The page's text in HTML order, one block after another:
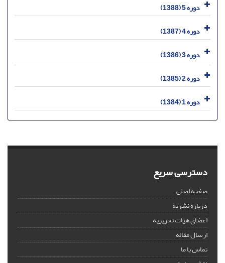
دوره 5 (1388)
دوره 4 (1387)
دوره 3 (1386)
دوره 2 (1385)
دوره 1 (1384)
دسترسی سریع
صفحه اصلی
درباره نشریه
اعضای هیات تحریریه
ارسال مقاله
تماس با ما